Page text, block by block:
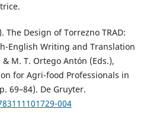
The Design of Torrezno TRAD:
English Writing and Translation
M. T. Ortego Antón (Eds.),
for Agri-food Professionals in
69–84). De Gruyter.
004